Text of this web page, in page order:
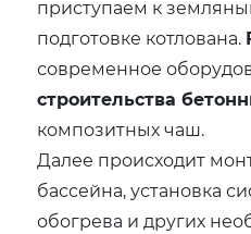
приступаем к
подготовке котлована.
современное
строительства
композитных чаш.
Далее происходит
бассейна, установка
обогрева и других